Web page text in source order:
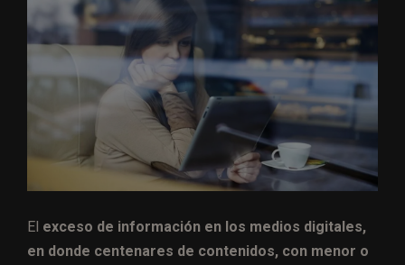
El exceso de información en los medios digitales,
en donde centenares de contenidos, con menor o